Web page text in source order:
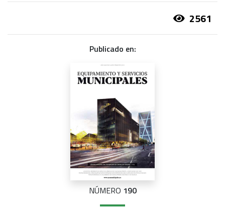
2561
Publicado en:
NÚMERO 190